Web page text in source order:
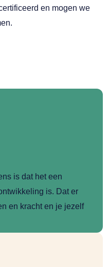
en mogen we
is dat het een
is. Dat er
en kracht en je jezelf